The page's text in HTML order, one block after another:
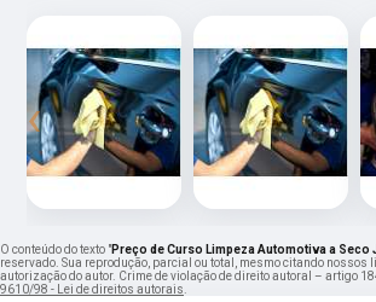
‹
O conteúdo do texto "Preço de Curso Limpeza Automotiva a Seco
reservado. Sua reprodução, parcial ou total, mesmo citando nossos
autorização do autor. Crime de violação de direito autoral – artigo
9610/98 - Lei de direitos autorais